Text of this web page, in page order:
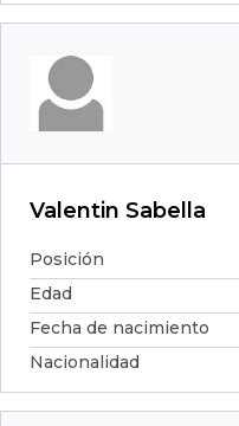
Valentin Sabella
Posición
Edad
Fecha de nacimiento
Nacionalidad